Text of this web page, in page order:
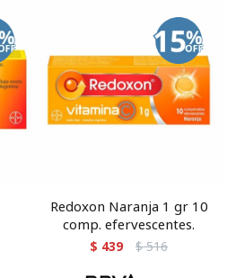
Redoxon Naranja 1 gr 10
comp. efervescentes.
$ 439 $ 516